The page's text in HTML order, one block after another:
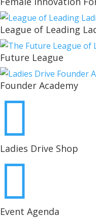
League of Leading
Future League
Founder Academy

Ladies Drive Shop

Event Agenda